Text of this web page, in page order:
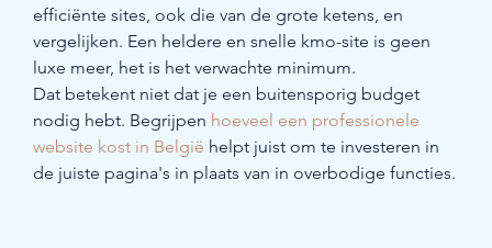
efficiënte sites, ook die van de grote ketens, en
vergelijken. Een heldere en snelle kmo-site is geen
luxe meer, het is het verwachte minimum.
Dat betekent niet dat je een buitensporig budget
nodig hebt. Begrijpen hoeveel een professionele
website kost in België helpt juist om te investeren in
de juiste pagina's in plaats van in overbodige functies.